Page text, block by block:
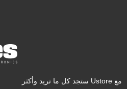
مع Ustore ستجد كل ما تريد وأكثر